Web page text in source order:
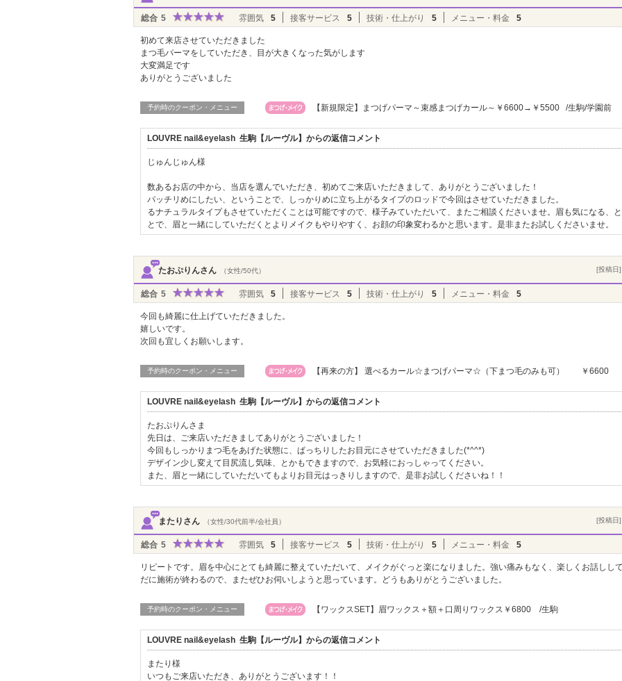
総合 5 雰囲気 5 接客サービス 5 技術・仕上がり 5 メニュー・料金 5
初めて来店させていただきました
まつ毛パーマをしていただき、目が大きくなった気がします
大変満足です
ありがとうございました
予約時のクーポン・メニュー 【新規限定】まつげパーマ～束感まつげカール～￥6600→￥5500 /生駒/学園前
LOUVRE nail&eyelash 生駒【ルーヴル】からの返信コメント
じゅんじゅん様
数あるお店の中から、当店を選んでいただき、初めてご来店いただきまして、ありがとうございました！
パッチリめにしたい、ということで、しっかりめに立ち上がるタイプのロッドで今回はさせていただきました。
るナチュラルタイプもさせていただくことは可能ですので、様子みていただいて、またご相談くださいませ。眉も気になる、と
とで、眉と一緒にしていただくとよりメイクもやりやすく、お顔の印象変わるかと思います。是非またお試しくださいませ。
たおぷりんさん （女性/50代） [投稿日
総合 5 雰囲気 5 接客サービス 5 技術・仕上がり 5 メニュー・料金 5
今回も綺麗に仕上げていただきました。
嬉しいです。
次回も宜しくお願いします。
予約時のクーポン・メニュー 【再来の方】 選べるカール☆まつげパーマ☆（下まつ毛のみも可） ￥6600
LOUVRE nail&eyelash 生駒【ルーヴル】からの返信コメント
たおぷりんさま
先日は、ご来店いただきましてありがとうございました！
今回もしっかりまつ毛をあげた状態に、ぱっちりしたお目元にさせていただきました(*^^*)
デザイン少し変えて目尻流し気味、とかもできますので、お気軽におっしゃってください。
また、眉と一緒にしていただいてもよりお目元はっきりしますので、是非お試しくださいね！！
またりさん （女性/30代前半/会社員） [投稿日
総合 5 雰囲気 5 接客サービス 5 技術・仕上がり 5 メニュー・料金 5
リピートです。眉を中心にとても綺麗に整えていただいて、メイクがぐっと楽になりました。強い痛みもなく、楽しくお話しし
だに施術が終わるので、またぜひお伺いしようと思っています。どうもありがとうございました。
予約時のクーポン・メニュー 【ワックスSET】眉ワックス＋額＋口周りワックス￥6800 /生駒
LOUVRE nail&eyelash 生駒【ルーヴル】からの返信コメント
またり様
いつもご来店いただき、ありがとうございます！！